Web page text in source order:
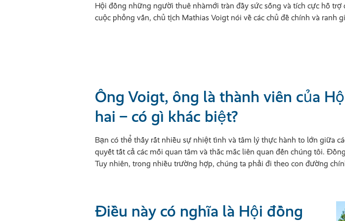
Hội đồng những người thuê nhàmới tràn đầy sức sống và tích cực hỗ
cuộc phỏng vấn, chủ tịch Mathias Voigt nói về các chủ đề chính và ranh
Ông Voigt, ông là thành viên của
hai – có gì khác biệt?
Bạn có thể thấy rất nhiều sự nhiệt tình và tâm lý thực hành to lớn giữa
quyết tất cả các mối quan tâm và thắc mắc liên quan đến chúng tôi.
Tuy nhiên, trong nhiều trường hợp, chúng ta phải đi theo con đường
Điều này có nghĩa là Hội đồng